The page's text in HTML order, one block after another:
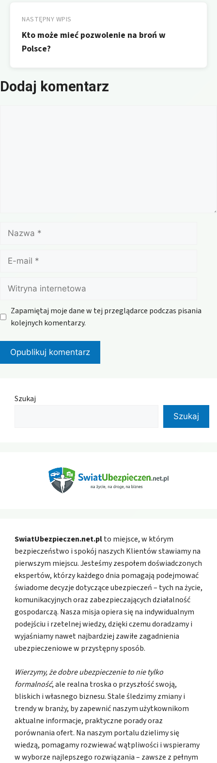
NASTĘPNY WPIS
Kto może mieć pozwolenie na broń w
Polsce?
Dodaj komentarz
Nazwa
mail
Witryna
internetowa
Zapamiętaj moje dane w tej przeglądarce podczas pisania
kolejnych komentarzy.
Szukaj
Szukaj
SwiatUbezpieczen.net.plto miejsce, w którym
bezpieczeństwo i spokój naszych Klientów stawiamy na
pierwszym miejscu. Jesteśmy zespołem doświadczonych
ekspertów, którzy każdego dnia pomagają podejmować
świadome decyzje dotyczące ubezpieczeń – tych na życie,
komunikacyjnych oraz zabezpieczających działalność
gospodarczą. Nasza misja opiera się na indywidualnym
podejściu i rzetelnej wiedzy, dzięki czemu doradzamy i
wyjaśniamy nawet najbardziej zawiłe zagadnienia
ubezpieczeniowe w przystępny sposób.
Wierzymy, że dobre ubezpieczenie to nie tylko
formalność, ale realna troska o przyszłość swoją,
bliskich i własnego biznesu. Stale śledzimy zmiany i
trendy w branży, by zapewnić naszym użytkownikom
aktualne informacje, praktyczne porady oraz
porównania ofert. Na naszym portalu dzielimy się
wiedzą, pomagamy rozwiewać wątpliwości i wspieramy
w wyborze najlepszego rozwiązania – zawsze z pełnym